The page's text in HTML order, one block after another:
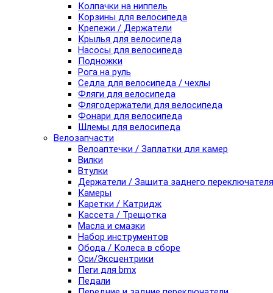
Колпачки на ниппель
Корзины для велосипеда
Крепежи / Держатели
Крылья для велосипеда
Насосы для велосипеда
Подножки
Рога на руль
Седла для велосипеда / чехлы
Фляги для велосипеда
Флягодержатели для велосипеда
Фонари для велосипеда
Шлемы для велосипеда
Велозапчасти
Велоаптечки / Заплатки для камер
Вилки
Втулки
Держатели / Защита заднего переключателя
Камеры
Каретки / Катридж
Кассета / Трещотка
Масла и смазки
Набор инструментов
Обода / Колеса в сборе
Оси/Эксцентрики
Пеги для bmx
Педали